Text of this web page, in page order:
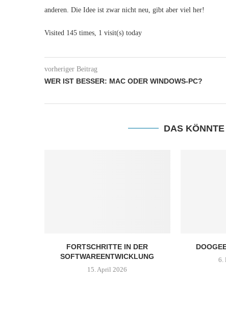
anderen. Die Idee ist zwar nicht neu, gibt aber viel her!
Visited 145 times, 1 visit(s) today
vorheriger Beitrag
WER IST BESSER: MAC ODER WINDOWS-PC?
DAS
FORTSCHRITTE IN DER
SOFTWAREENTWICKLUNG
15. April 2026
6.